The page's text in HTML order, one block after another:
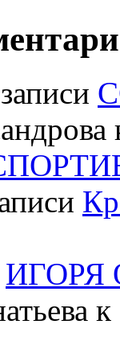
ИГОРЯ
к